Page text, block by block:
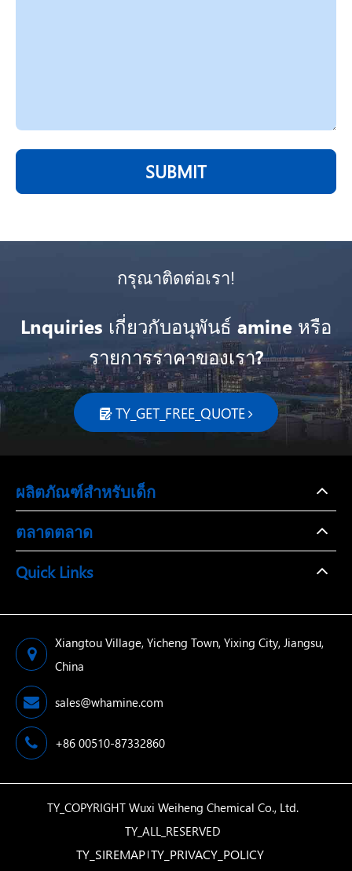
SUBMIT
กรุณาติดต่อเรา!
Lnquiries เกี่ยวกับอนุพันธ์ amine หรือ
รายการราคาของเรา?
 TY_GET_FREE_QUOTE
ผลิตภัณฑ์สำหรับเด็ก
ตลาดตลาด
Quick Links
Xiangtou Village, Yicheng Town, Yixing City, Jiangsu,
China
sales@whamine.com
+86 00510-87332860
TY_COPYRIGHT Wuxi Weiheng Chemical Co., Ltd.
TY_ALL_RESERVED
TY_SIREMAP TY_PRIVACY_POLICY